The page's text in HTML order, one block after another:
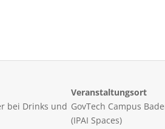
bei Drinks und
Veranstaltungsort
GovTech Campus
(IPAI Spaces)